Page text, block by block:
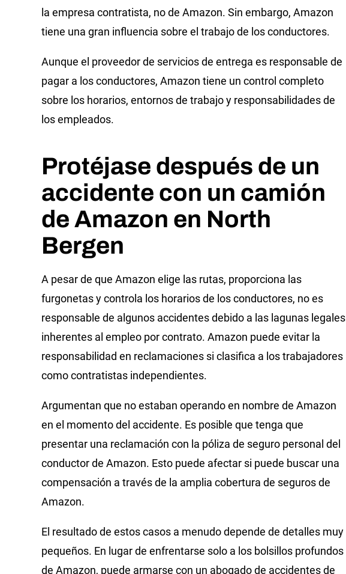
la empresa contratista, no de Amazon. Sin embargo, Amazon
tiene una gran influencia sobre el trabajo de los conductores.
Aunque el proveedor de servicios de entrega es responsable de
pagar a los conductores, Amazon tiene un control completo
sobre los horarios, entornos de trabajo y responsabilidades de
los empleados.
Protéjase después de un
accidente con un camión
de Amazon en North
Bergen
A pesar de que Amazon elige las rutas, proporciona las
furgonetas y controla los horarios de los conductores, no es
responsable de algunos accidentes debido a las lagunas legales
inherentes al empleo por contrato. Amazon puede evitar la
responsabilidad en reclamaciones si clasifica a los trabajadores
como contratistas independientes.
Argumentan que no estaban operando en nombre de Amazon
en el momento del accidente. Es posible que tenga que
presentar una reclamación con la póliza de seguro personal del
conductor de Amazon. Esto puede afectar si puede buscar una
compensación a través de la amplia cobertura de seguros de
Amazon.
El resultado de estos casos a menudo depende de detalles muy
pequeños. En lugar de enfrentarse solo a los bolsillos profundos
de Amazon, puede armarse con un abogado de accidentes de